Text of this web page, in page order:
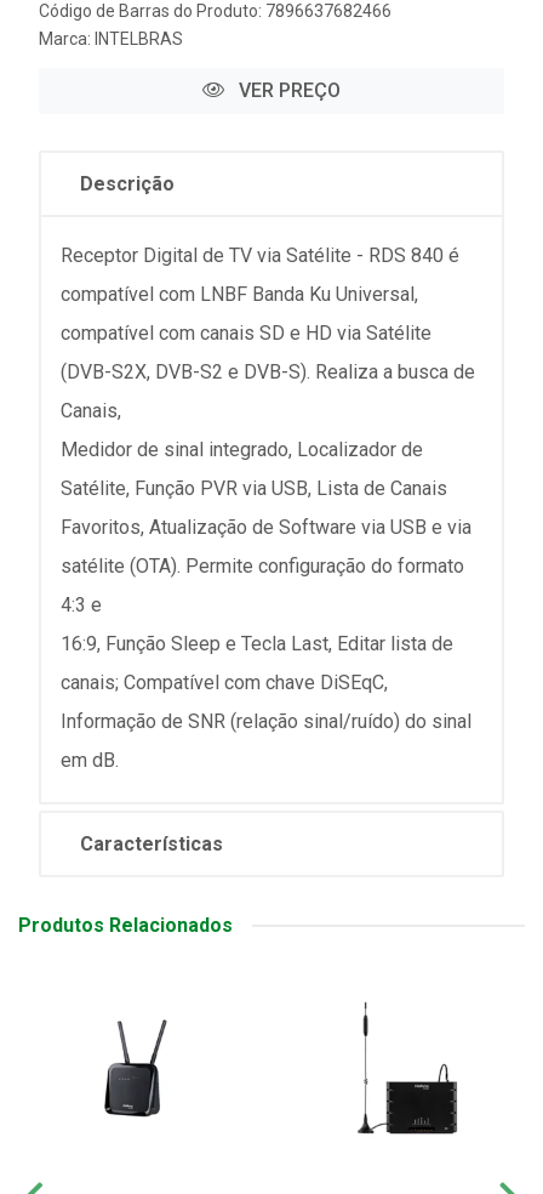
Código de Barras do Produto: 7896637682466
Marca: INTELBRAS
VER PREÇO
Descrição
Receptor Digital de TV via Satélite - RDS 840 é
compatível com LNBF Banda Ku Universal,
compatível com canais SD e HD via Satélite
(DVB-S2X, DVB-S2 e DVB-S). Realiza a busca de
Canais,
Medidor de sinal integrado, Localizador de
Satélite, Função PVR via USB, Lista de Canais
Favoritos, Atualização de Software via USB e via
satélite (OTA). Permite configuração do formato
4:3 e
16:9, Função Sleep e Tecla Last, Editar lista de
canais; Compatível com chave DiSEqC,
Informação de SNR (relação sinal/ruído) do sinal
em dB.
Características
Produtos Relacionados